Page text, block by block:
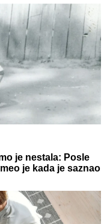
ČEKAO U REDU
Prodavačica iz
detalj o
kako se ponaša